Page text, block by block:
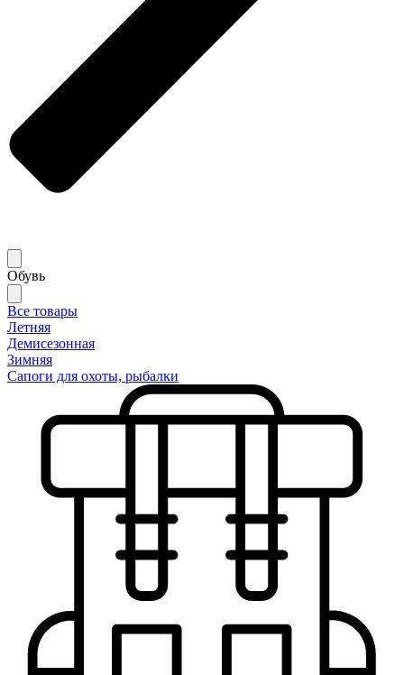
Обувь
Все товары
Летняя
Демисезонная
Зимняя
Сапоги для охоты, рыбалки